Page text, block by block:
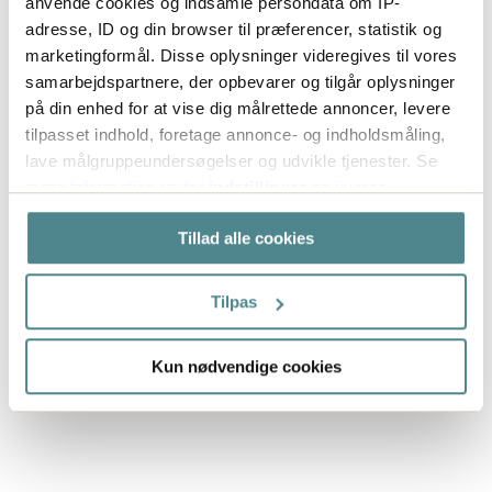
adresse, ID og din browser til præferencer, statistik og
marketingformål. Disse oplysninger videregives til vores
samarbejdspartnere, der opbevarer og tilgår oplysninger
på din enhed for at vise dig målrettede annoncer, levere
tilpasset indhold, foretage annonce- og indholdsmåling,
lave målgruppeundersøgelser og udvikle tjenester. Se
persondatapolitik. Du kan altid trække dit samtykke
tilbage eller ændre indstillinger fra vores
"Cookiedeklaration", eller ved at trykke på "Privacy
Hvis du tillader det, vil vi også gerne:
Indsamle præcise oplysninger om din placering,
Tillad alle cookies
Tilpas
Kun nødvendige cookies
120+
38.90
Lagerinformation
Status
Lagerført